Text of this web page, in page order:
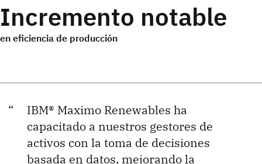
Incremento notable
en eficiencia de producción
IBM® Maximo Renewables ha
capacitado a nuestros gestores de
activos con la toma de decisiones
basada en datos, mejorando la